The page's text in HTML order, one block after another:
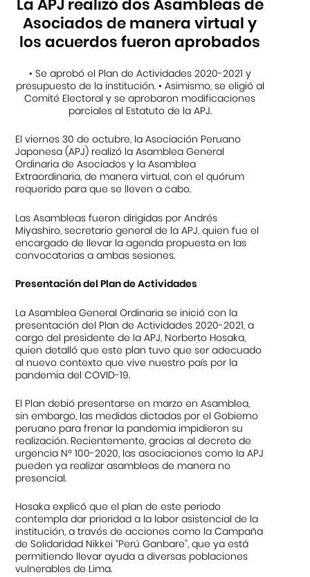
Asociados de manera virtual y
los acuerdos fueron aprobados
• Se aprobó el Plan de Actividades 2020-2021 y
presupuesto de la institución. • Asimismo, se eligió al
Comité Electoral y se aprobaron modificaciones
parciales al Estatuto de la APJ.
El viernes 30 de octubre, la Asociación Peruano
Japonesa (APJ) realizó la Asamblea General
Ordinaria de Asociados y la Asamblea
Extraordinaria, de manera virtual, con el quórum
requerido para que se lleven a cabo.
Las Asambleas fueron dirigidas por Andrés
Miyashiro, secretario general de la APJ, quien fue el
encargado de llevar la agenda propuesta en las
convocatorias a ambas sesiones.
Presentación del Plan de Actividades
La Asamblea General Ordinaria se inició con la
presentación del Plan de Actividades 2020-2021, a
cargo del presidente de la APJ, Norberto Hosaka,
quien detalló que este plan tuvo que ser adecuado
al nuevo contexto que vive nuestro país por la
pandemia del COVID-19.
El Plan debió presentarse en marzo en Asamblea,
sin embargo, las medidas dictadas por el Gobierno
peruano para frenar la pandemia impidieron su
realización. Recientemente, gracias al decreto de
urgencia Nº 100-2020, las asociaciones como la APJ
pueden ya realizar asambleas de manera no
presencial.
Hosaka explicó que el plan de este periodo
contempla dar prioridad a la labor asistencial de la
institución, a través de acciones como la Campaña
de Solidaridad Nikkei “Perú Ganbare”, que ya está
permitiendo llevar ayuda a diversas poblaciones
vulnerables de Lima.